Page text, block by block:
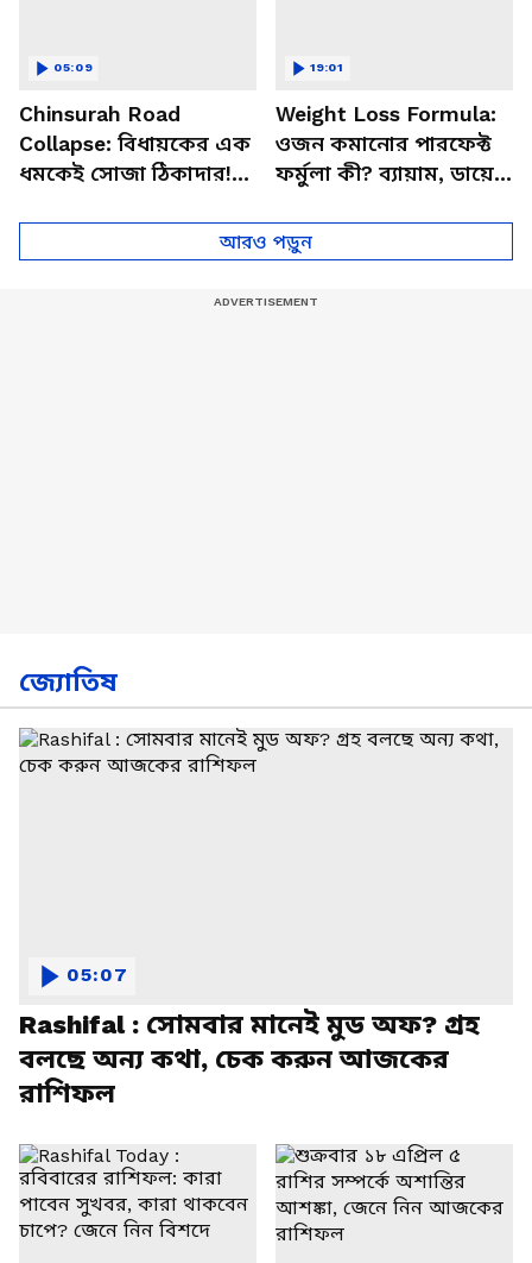
Chinsurah Road
Collapse: বিধায়কের এক
ধমকেই সোজা ঠিকাদার!
05:09
Weight Loss Formula:
ওজন কমানোর পারফেক্ট
ফর্মুলা কী? ব্যায়াম, ডায়েট
টিপস
19:01
আরও পড়ুন
জ্যোতিষ
Rashifal : সোমবার মানেই মুড অফ? গ্রহ
বলছে অন্য কথা, চেক করুন আজকের
রাশিফল
05:07